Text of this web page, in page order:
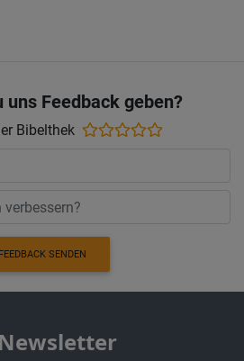
Feedback geben?
Bibelthek
FEEDBACK SENDEN